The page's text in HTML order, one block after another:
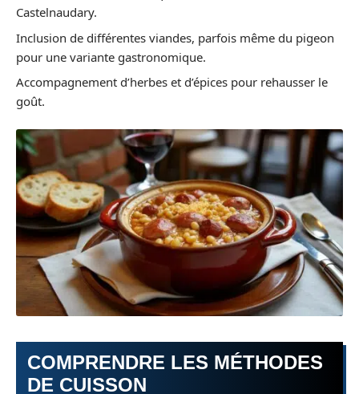
Castelnaudary.
Inclusion de différentes viandes, parfois même du pigeon
pour une variante gastronomique.
Accompagnement d’herbes et d’épices pour rehausser le
goût.
COMPRENDRE LES MÉTHODES
DE CUISSON